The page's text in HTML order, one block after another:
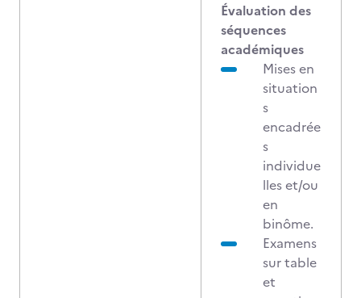
Évaluation des
séquences
académiques
Mises en
situation
s
encadrée
s
individue
lles et/ou
en
binôme.
Examens
sur table
et